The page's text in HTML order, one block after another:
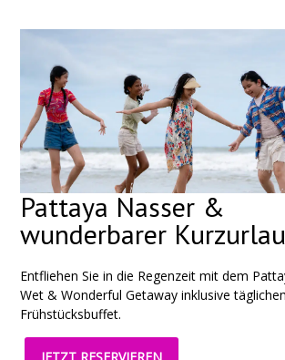
Pattaya Nasser &
wunderbarer
Entfliehen Sie in die Regenzeit mit dem
Wet & Wonderful Getaway inklusive
Frühstücksbuffet.